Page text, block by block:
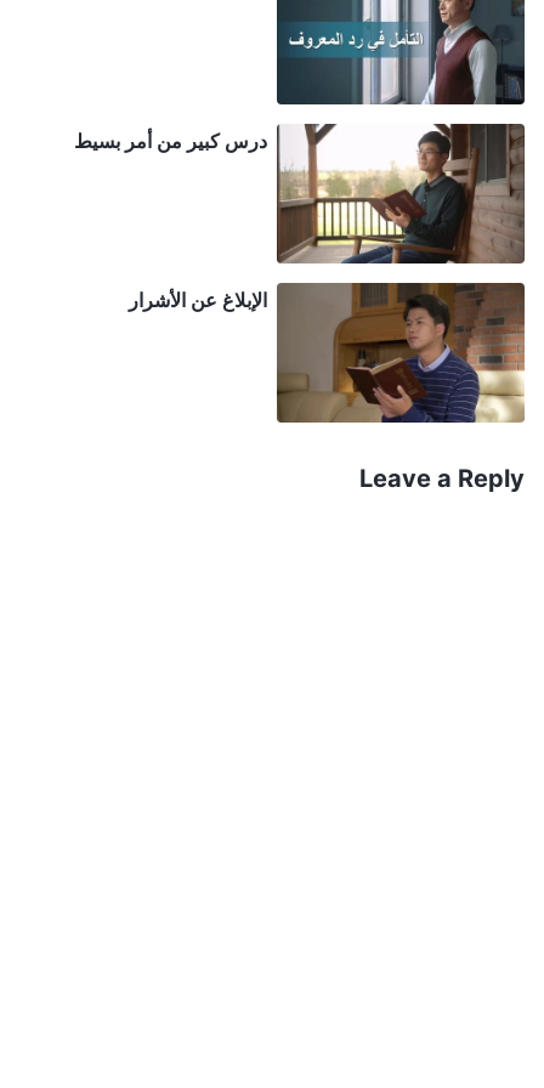
كلمات الله: "يعني الصدق أن تهب قلبك لله، وألا تكذب
عليه أبدًا في أي شيء، وأن تنفتح عليه في كل شيء، وألَّا
أعلى منك وتضلِّل الذين هم أقل منك، وألَّا تقوم أبدًا
بتصرّفاتٍ الهدف منها هو التودُّد إلى الله فحسب. باختصار،
أن تكون صادقًا، هو أن تكون طاهرًا في أفعالك وأقوالك، ولا
تخدع الله، أو الإنسان"
الإنذارات الثلاثة). لا يطلب الله منا الكثير. فهو يأمل فقط أن
نكون صادقين في القول والفعل ونسمي الأشياء
بمسمَّياتها، وأن نصبح أشخاصًا عادلين وصادقين لا يغشون
أو يخفون الأشياء. يجب أن نتحلى بالصدق فحسب، ونكتب
ما نعرفه، ونعامل الناس بعدل في تقييماتنا. لكني لم
درس كبير من أمر بسيط
الإبلاغ عن الأشرار
Leave a Reply